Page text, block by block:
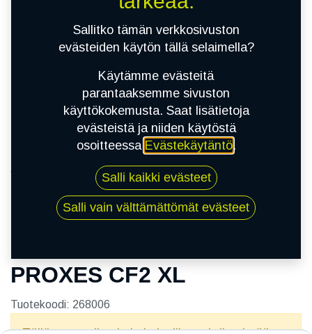
195/65R15 95H TOYO PROXES CF2 XL
PROXES CF2 XL
Tuotekoodi: 268006
Sallitko tämän verkkosivuston
evästeiden käytön tällä selaimella?
Käytämme evästeitä
parantaaksemme sivuston
käyttökokemusta. Saat lisätietoja
evästeistä ja niiden käytöstä
osoitteessa Evästekäytäntö.
Salli kaikki evästeet
Salli vain välttämättömät evästeet